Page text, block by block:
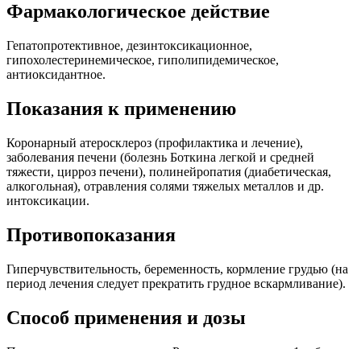
Фармакологическое действие
Гепатопротективное, дезинтоксикационное,
гипохолестеринемическое, гиполипидемическое,
антиоксидантное.
Показания к применению
Коронарный атеросклероз (профилактика и лечение),
заболевания печени (болезнь Боткина легкой и средней
тяжести, цирроз печени), полинейропатия (диабетическая,
алкогольная), отравления солями тяжелых металлов и др.
интоксикации.
Противопоказания
Гиперчувствительность, беременность, кормление грудью (на
период лечения следует прекратить грудное вскармливание).
Способ применения и дозы